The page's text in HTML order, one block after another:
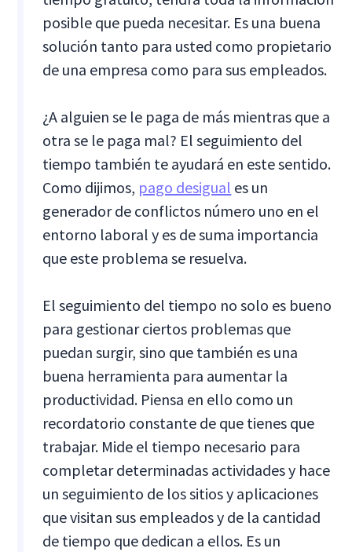
posible que pueda necesitar. Es una buena
solución tanto para usted como propietario
de una empresa como para sus empleados.
¿A alguien se le paga de más mientras que a
otra se le paga mal? El seguimiento del
tiempo también te ayudará en este sentido.
Como dijimos, pago desigual es un
generador de conflictos número uno en el
entorno laboral y es de suma importancia
que este problema se resuelva.
El seguimiento del tiempo no solo es bueno
para gestionar ciertos problemas que
puedan surgir, sino que también es una
buena herramienta para aumentar la
productividad. Piensa en ello como un
recordatorio constante de que tienes que
trabajar. Mide el tiempo necesario para
completar determinadas actividades y hace
un seguimiento de los sitios y aplicaciones
que visitan sus empleados y de la cantidad
de tiempo que dedican a ellos. Es un